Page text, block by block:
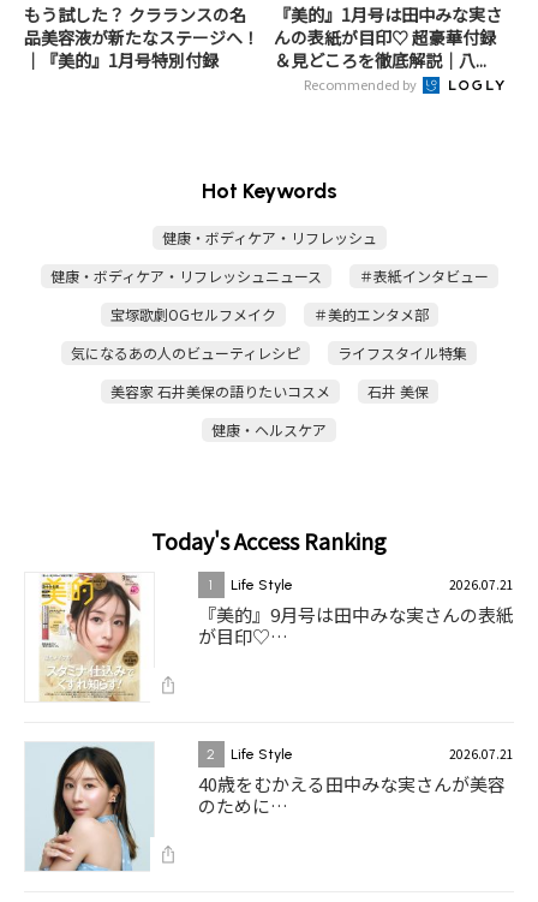
もう試した？ クラランスの名
品美容液が新たなステージへ！
｜『美的』1月号特別付録
『美的』1月号は田中みな実さ
んの表紙が目印♡ 超豪華付録
＆見どころを徹底解説｜八...
Recommended by
Hot Keywords
健康・ボディケア・リフレッシュ
健康・ボディケア・リフレッシュニュース
＃表紙インタビュー
宝塚歌劇OGセルフメイク
＃美的エンタメ部
気になるあの人のビューティレシピ
ライフスタイル特集
美容家 石井美保の語りたいコスメ
石井 美保
健康・ヘルスケア
Today's Access Ranking
1 Life Style 2026.07.21
『美的』9月号は田中みな実さんの表紙
が目印♡…
2 Life Style 2026.07.21
40歳をむかえる田中みな実さんが美容
のために…